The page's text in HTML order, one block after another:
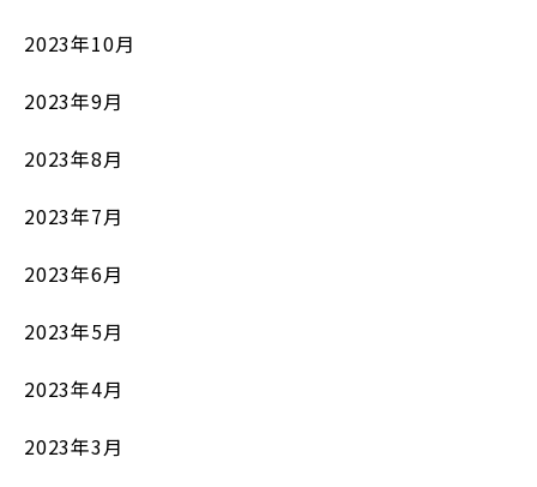
2023年10月
2023年9月
2023年8月
2023年7月
2023年6月
2023年5月
2023年4月
2023年3月